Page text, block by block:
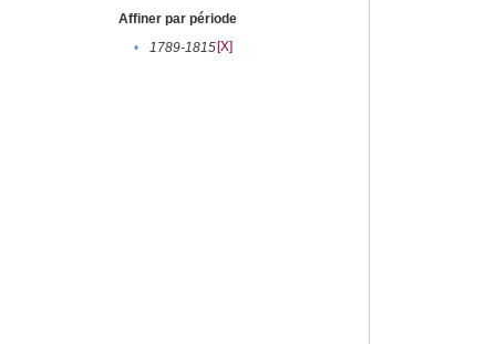
Affiner par période
•
1789-1815[X]